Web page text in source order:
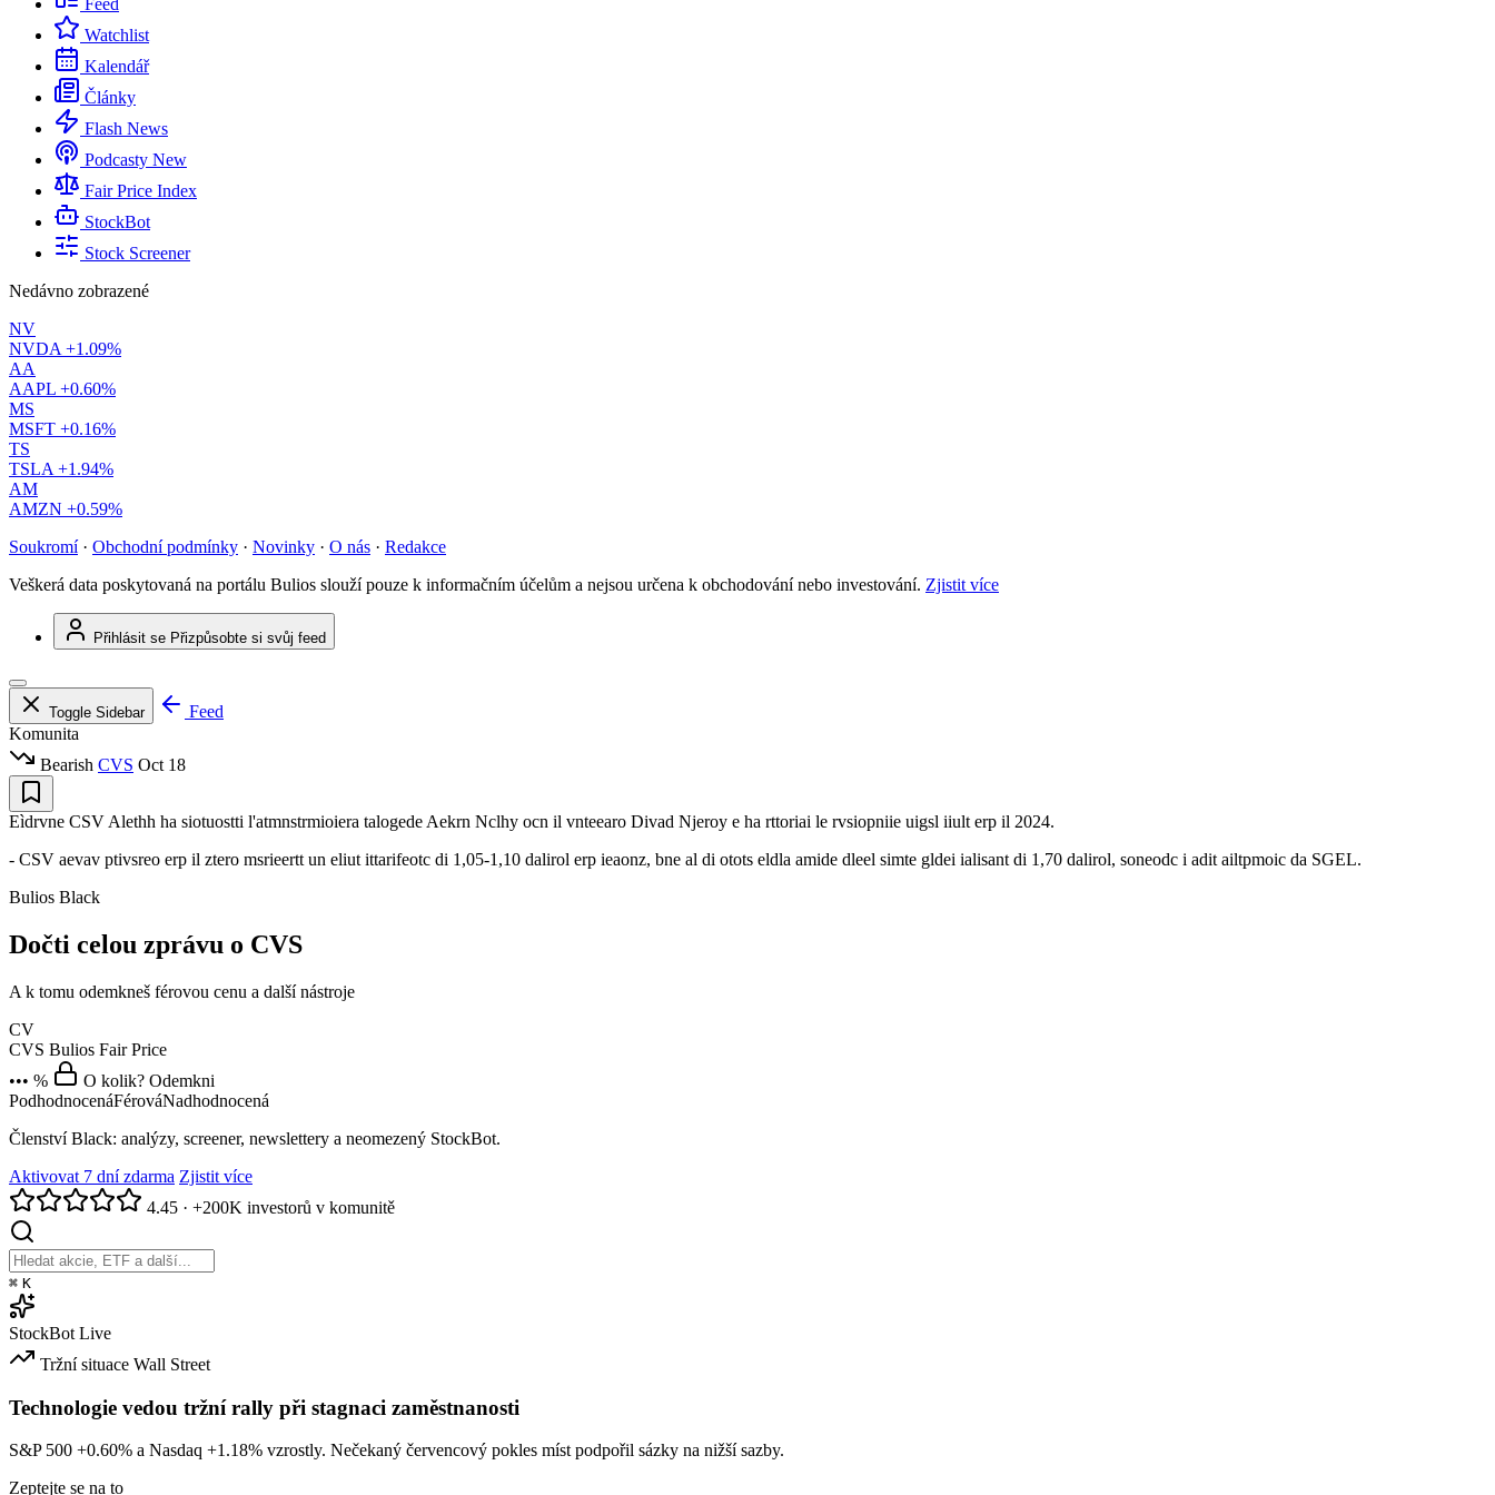
Feed
Watchlist
Kalendář
Články
Flash News
Podcasty New
Fair Price Index
StockBot
Stock Screener
Nedávno zobrazené
NV
NVDA +1.09%
AA
AAPL +0.60%
MS
MSFT +0.16%
TS
TSLA +1.94%
AM
AMZN +0.59%
Soukromí · Obchodní podmínky · Novinky · O nás · Redakce
Veškerá data poskytovaná na portálu Bulios slouží pouze k informačním účelům a nejsou určena k obchodování nebo investování. Zjistit více
Přihlásit se Přizpůsobte si svůj feed
Toggle Sidebar
Feed
Komunita
Bearish CVS Oct 18
Eìdrvne CSV Alethh ha siotuostti l'atmnstrmioiera talogede Aekrn Nclhy ocn il vnteearo Divad Njeroy e ha rttoriai le rvsiopniie uigsl iiult erp il 2024.
- CSV aevav ptivsreo erp il ztero msrieertt un eliut ittarifeotc di 1,05-1,10 dalirol erp ieaonz, bne al di otots eldla amide dleel simte gldei ialisant di 1,70 dalirol, soneodc i adit ailtpmoic da SGEL.
Bulios Black
Dočti celou zprávu o CVS
A k tomu odemkneš férovou cenu a další nástroje
CV
CVS Bulios Fair Price
••• %
O kolik? Odemkni
PodhodnocenáFérováNadhodnocená
Členství Black: analýzy, screener, newslettery a neomezený StockBot.
Aktivovat 7 dní zdarma Zjistit více
4.45 · +200K investorů v komunitě
⌘ K
StockBot Live
Tržní situace Wall Street
Technologie vedou tržní rally při stagnaci zaměstnanosti
S&P 500 +0.60% a Nasdaq +1.18% vzrostly. Nečekaný červencový pokles míst podpořil sázky na nižší sazby.
Zeptejte se na to